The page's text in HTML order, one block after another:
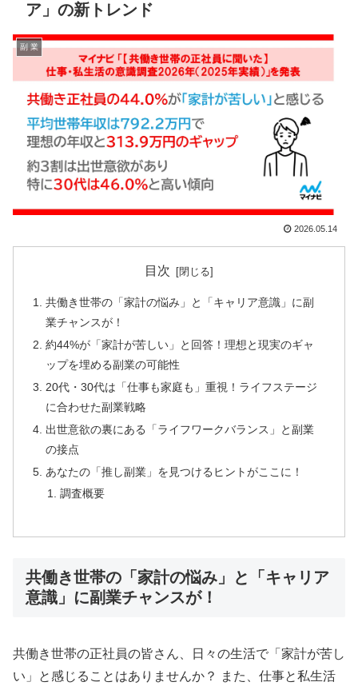
ア」の新トレンド
副 業
2026.05.14
目次
共働き世帯の「家計の悩み」と「キャリア意識」に副
業チャンスが！
約44%が「家計が苦しい」と回答！理想と現実のギャ
ップを埋める副業の可能性
20代・30代は「仕事も家庭も」重視！ライフステージ
に合わせた副業戦略
出世意欲の裏にある「ライフワークバランス」と副業
の接点
あなたの「推し副業」を見つけるヒントがここに！
調査概要
共働き世帯の「家計の悩み」と「キャリア
意識」に副業チャンスが！
共働き世帯の正社員の皆さん、日々の生活で「家計が苦し
い」と感じることはありませんか？ また、仕事と私生活